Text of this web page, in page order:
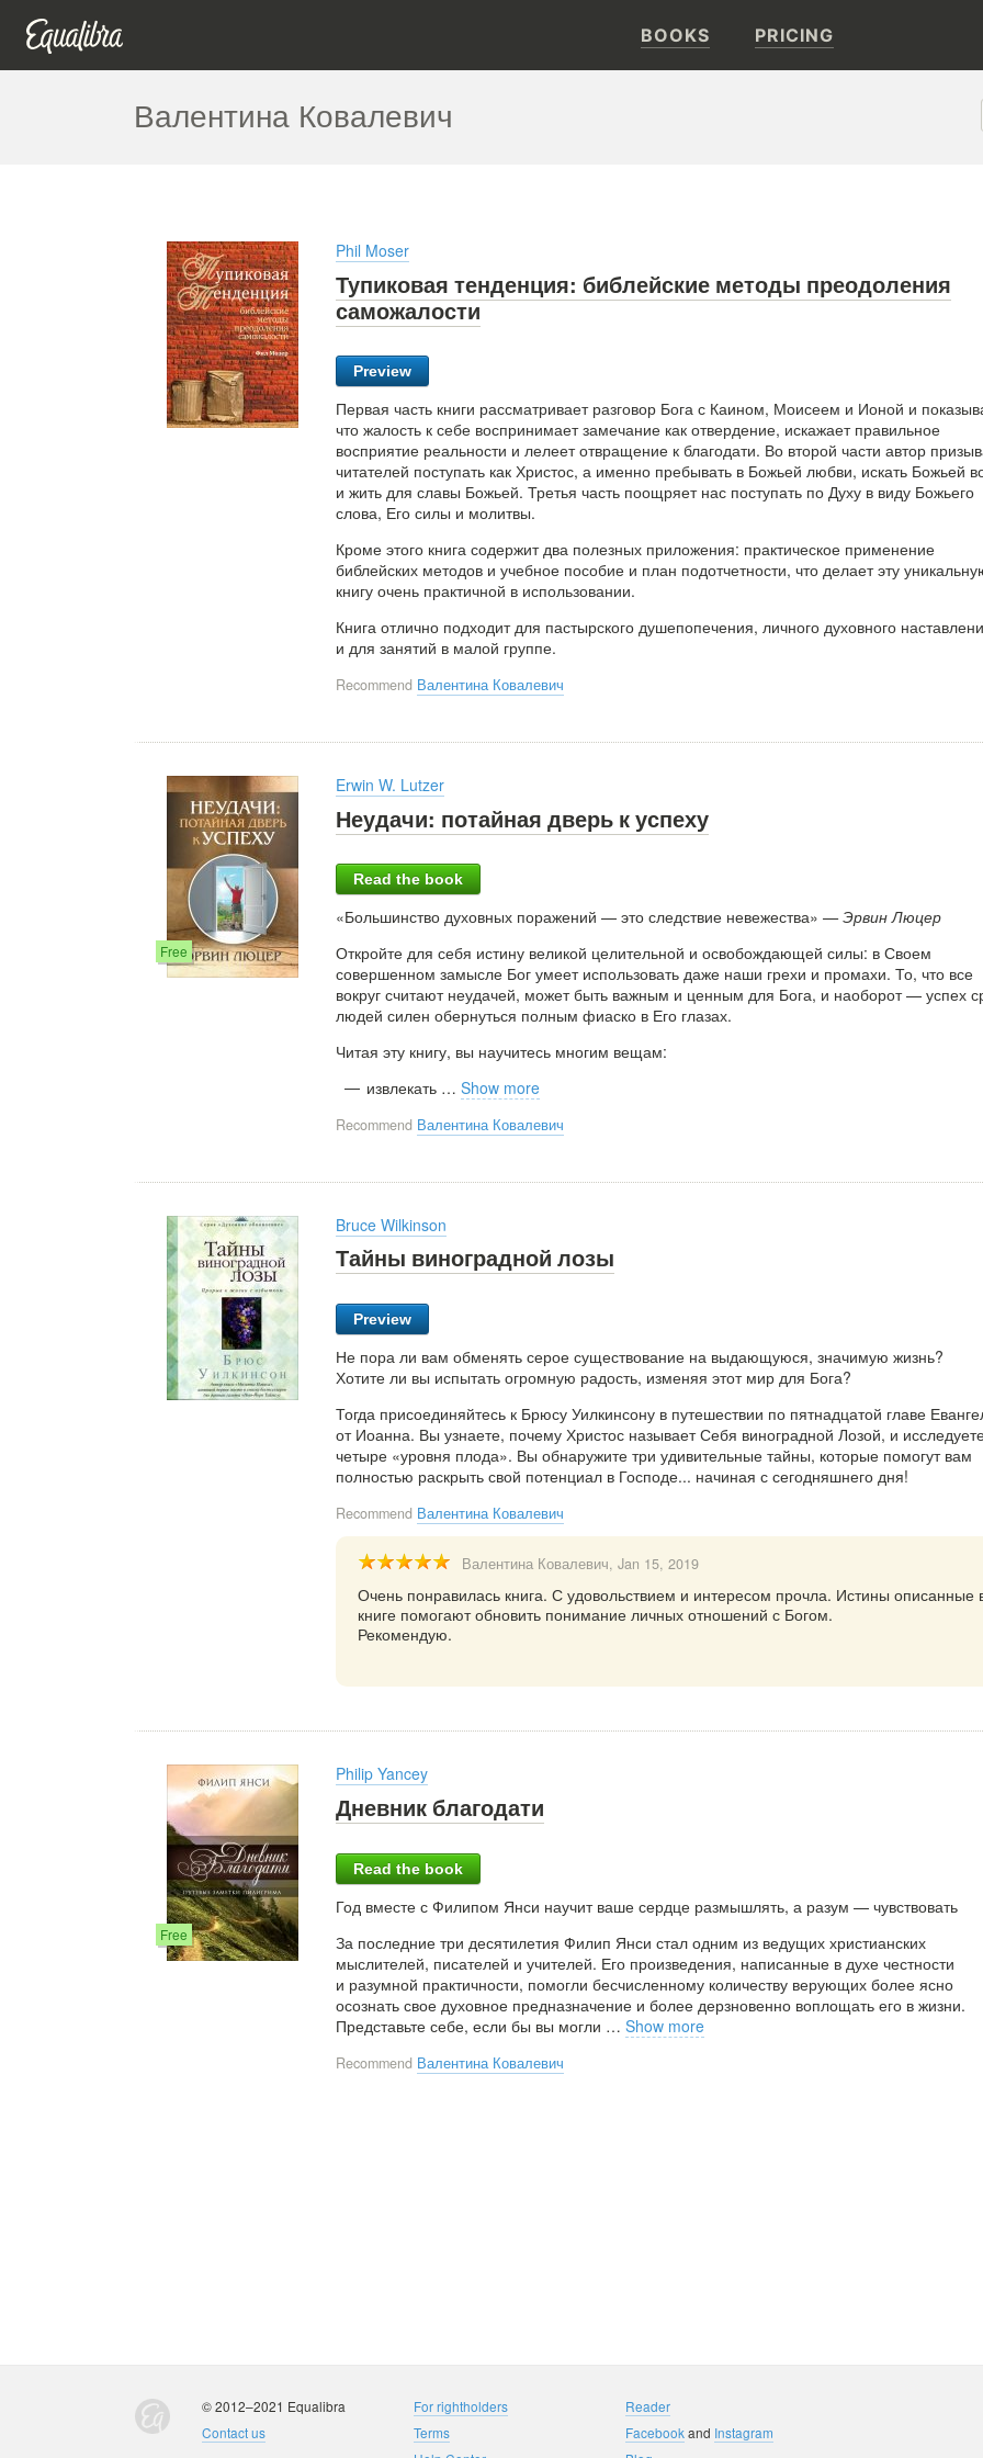
BOOKS PRICING
Валентина Ковалевич
Phil Moser
Тупиковая тенденция: библейские методы преодоления
саможалости
Preview
Первая часть книги рассматривает разговор Бога с Каином, Моисеем и Ионой и
что жалость к себе воспринимает замечание как отвердение, искажает правильное
восприятие реальности и лелеет отвращение к благодати. Во второй части автор
читателей поступать как Христос, а именно пребывать в Божьей любви, искать Божьей
и жить для славы Божьей. Третья часть поощряет нас поступать по Духу в виду Божьего
слова, Его силы и молитвы.
Кроме этого книга содержит два полезных приложения: практическое применение
библейских методов и учебное пособие и план подотчетности, что делает эту
книгу очень практичной в использовании.
Книга отлично подходит для пастырского душепопечения, личного духовного
и для занятий в малой группе.
Recommend Валентина Ковалевич
Free
Erwin W. Lutzer
Неудачи: потайная дверь к успеху
Read the book
«Большинство духовных поражений — это следствие невежества» — Эрвин Люцер
Откройте для себя истину великой целительной и освобождающей силы: в Своем
совершенном замысле Бог умеет использовать даже наши грехи и промахи. То, что все
вокруг считают неудачей, может быть важным и ценным для Бога, и наоборот — успех
людей силен обернуться полным фиаско в Его глазах.
Читая эту книгу, вы научитесь многим вещам:
извлекать … Show more
Recommend Валентина Ковалевич
Bruce Wilkinson
Тайны виноградной лозы
Preview
Не пора ли вам обменять серое существование на выдающуюся, значимую жизнь?
Хотите ли вы испытать огромную радость, изменяя этот мир для Бога?
Тогда присоединяйтесь к Брюсу Уилкинсону в путешествии по пятнадцатой главе
от Иоанна. Вы узнаете, почему Христос называет Себя виноградной Лозой, и
четыре «уровня плода». Вы обнаружите три удивительные тайны, которые помогут вам
полностью раскрыть свой потенциал в Господе... начиная с сегодняшнего дня!
Recommend Валентина Ковалевич
Валентина Ковалевич, Jan 15, 2019
Очень понравилась книга. С удовольствием и интересом прочла. Истины описанные
книге помогают обновить понимание личных отношений с Богом.
Рекомендую.
Free
Philip Yancey
Дневник благодати
Read the book
Год вместе с Филипом Янси научит ваше сердце размышлять, а разум — чувствовать
За последние три десятилетия Филип Янси стал одним из ведущих христианских
мыслителей, писателей и учителей. Его произведения, написанные в духе честности
и разумной практичности, помогли бесчисленному количеству верующих более ясно
осознать свое духовное предназначение и более дерзновенно воплощать его в жизни.
Представьте себе, если бы вы могли … Show more
Recommend Валентина Ковалевич
© 2012–2021 Equalibra
Contact us
For rightholders
Terms
Reader
Facebookand Instagram